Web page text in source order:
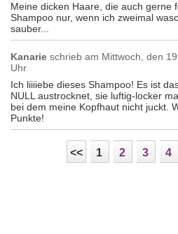
Meine dicken Haare, die auch gerne
Shampoo nur, wenn ich zweimal
sauber...
Kanarie schrieb am Mittwoch, den
Uhr
Ich liiiiebe dieses Shampoo! Es ist
NULL austrocknet, sie luftig-locker
bei dem meine Kopfhaut nicht juckt.
Punkte!
<< 1 2 3 4